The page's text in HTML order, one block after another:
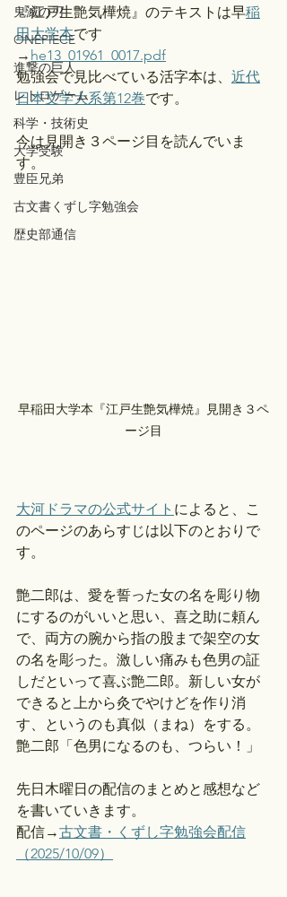
鬼滅の刃
ONEPIECE
進撃の巨人
レトロゲーム
科学・技術史
大学受験
豊臣兄弟
古文書くずし字勉強会
歴史部通信
『江戸生艶気樺焼』のテキストは早稲
田大学本です
→ he13_01961_0017.pdf
勉強会で見比べている活字本は、 近代
日本文学大系第12巻です。
今は見開き３ページ目を読んでいま
す。
早稲田大学本『江戸生艶気樺焼』見開き３ペ
ージ目
大河ドラマの公式サイト によると、こ
のページのあらすじは以下のとおりで
す。
艶二郎は、愛を誓った女の名を彫り物
にするのがいいと思い、喜之助に頼ん
で、両方の腕から指の股まで架空の女
の名を彫った。激しい痛みも色男の証
しだといって喜ぶ艶二郎。新しい女が
できると上から灸でやけどを作り消
す、というのも真似（まね）をする。
艶二郎「色男になるのも、つらい！」
先日木曜日の配信のまとめと感想など
を書いていきます。
配信→古文書・くずし字勉強会配信
（2025/10/09）